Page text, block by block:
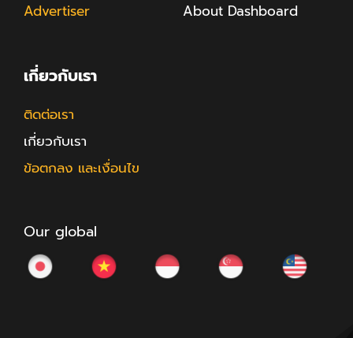
Advertiser
About Dashboard
เกี่ยวกับเรา
ติดต่อเรา
เกี่ยวกับเรา
ข้อตกลง และเงื่อนไข
Our global